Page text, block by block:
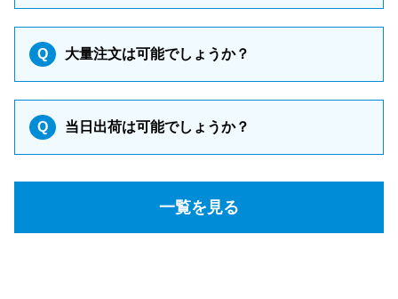
Q 大量注文は可能でしょうか？
Q 当日出荷は可能でしょうか？
一覧を見る